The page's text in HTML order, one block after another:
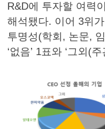
R&D에 투자할 여력
해석됐다. 이어 3위가
투명성(학회, 논문,
‘없음’ 1표와 ‘그외(